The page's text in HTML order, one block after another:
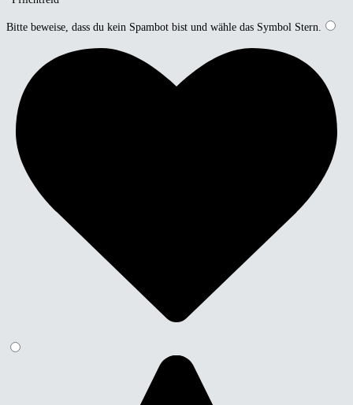
Bitte beweise, dass du kein Spambot bist und wähle das Symbol Stern